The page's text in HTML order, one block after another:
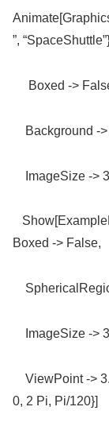
”,
Boxed ->
Background ->
ImageSize ->
Boxed -> False,
ImageSize ->
ViewPoint -> 3.
0, 2 Pi, Pi/120}]